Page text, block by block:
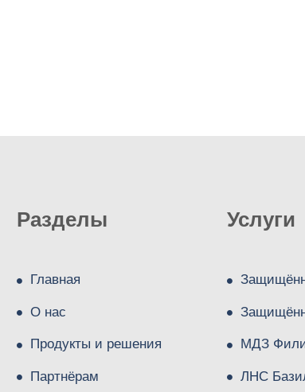
Разделы
Главная
О нас
Продукты и решения
Партнёрам
Услуги
МДЗ
ЛНС